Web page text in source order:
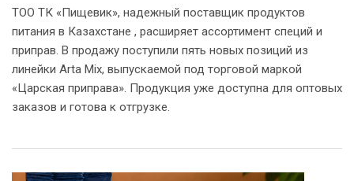
ТОО ТК «Пищевик», надежный поставщик продуктов
питания в Казахстане , расширяет ассортимент специй и
приправ. В продажу поступили пять новых позиций из
линейки Arta Mix, выпускаемой под торговой маркой
«Царская приправа». Продукция уже доступна для оптовых
заказов и готова к отгрузке.